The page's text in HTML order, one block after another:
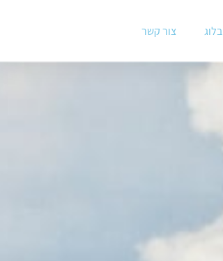
בלוג צור קשר